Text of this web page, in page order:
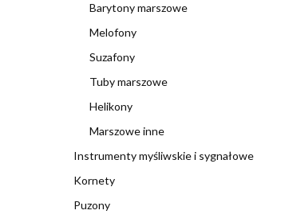
Barytony marszowe
Melofony
Suzafony
Tuby marszowe
Helikony
Marszowe inne
Instrumenty myśliwskie i sygnałowe
Kornety
Puzony